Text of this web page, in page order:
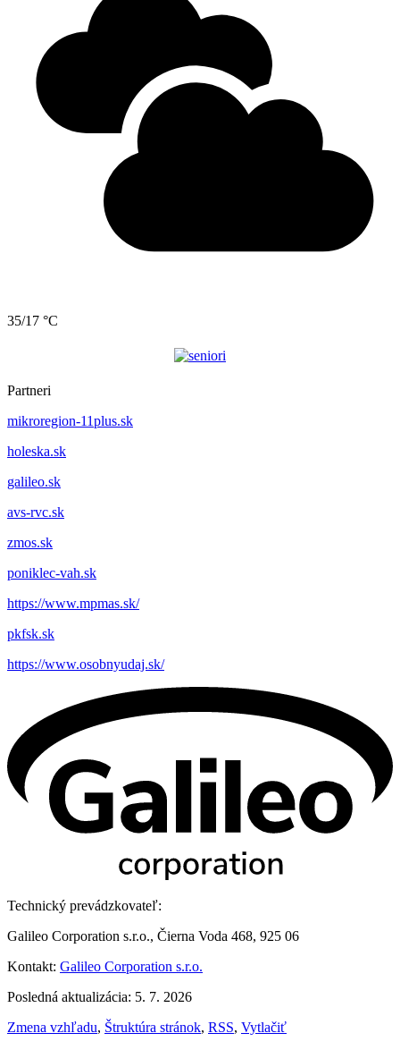
35/17 °C
Partneri
mikroregion-11plus.sk
holeska.sk
galileo.sk
avs-rvc.sk
zmos.sk
poniklec-vah.sk
https://www.mpmas.sk/
pkfsk.sk
https://www.osobnyudaj.sk/
Technický prevádzkovateľ:
Galileo Corporation s.r.o., Čierna Voda 468, 925 06
Kontakt: Galileo Corporation s.r.o.
Posledná aktualizácia: 5. 7. 2026
Zmena vzhľadu, Štruktúra stránok, RSS, Vytlačiť